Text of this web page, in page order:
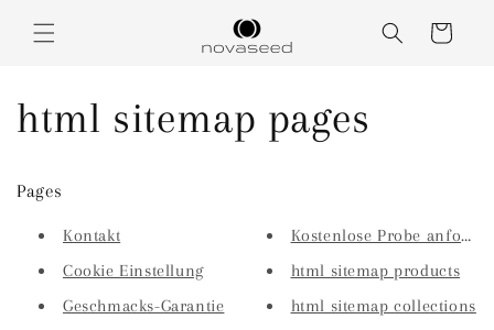
zum
Inhalt
Warenkorb
html sitemap pages
Pages
Kontakt
Cookie Einstellung
Geschmacks-Garantie
Kostenlose Probe
html sitemap products
html sitemap collections